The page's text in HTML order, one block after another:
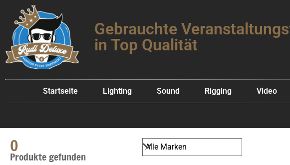
Gebrauchte
in Top Qualität
Startseite Lighting Sound Rigging Video
Produkte gefunden
0